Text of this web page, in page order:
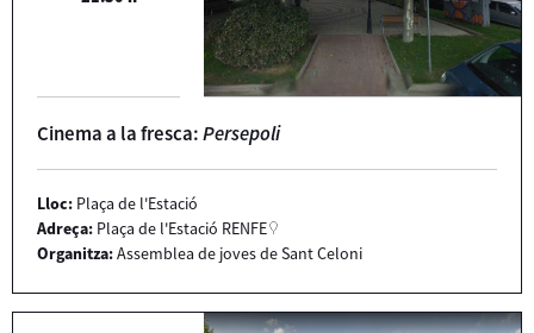
Cinema a la fresca:Persepoli
Lloc: Plaça de l'Estació
Adreça: Plaça de l'Estació RENFE
Organitza:Assemblea de joves de Sant Celoni